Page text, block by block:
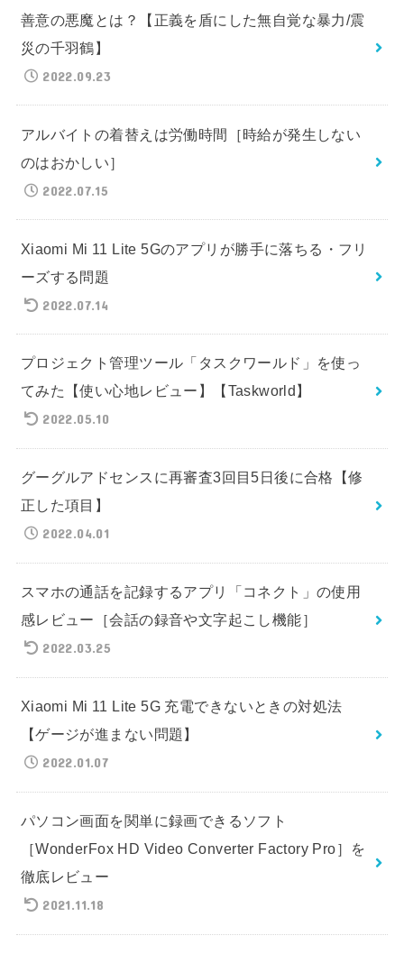
善意の悪魔とは？【正義を盾にした無自覚な暴力/震
災の千羽鶴】
2022.09.23
アルバイトの着替えは労働時間［時給が発生しない
のはおかしい］
2022.07.15
Xiaomi Mi 11 Lite 5Gのアプリが勝手に落ちる・フリ
ーズする問題
2022.07.14
プロジェクト管理ツール「タスクワールド」を使っ
てみた【使い心地レビュー】【Taskworld】
2022.05.10
グーグルアドセンスに再審査3回目5日後に合格【修
正した項目】
2022.04.01
スマホの通話を記録するアプリ「コネクト」の使用
感レビュー［会話の録音や文字起こし機能］
2022.03.25
Xiaomi Mi 11 Lite 5G 充電できないときの対処法
【ゲージが進まない問題】
2022.01.07
パソコン画面を関単に録画できるソフト
［WonderFox HD Video Converter Factory Pro］を
徹底レビュー
2021.11.18